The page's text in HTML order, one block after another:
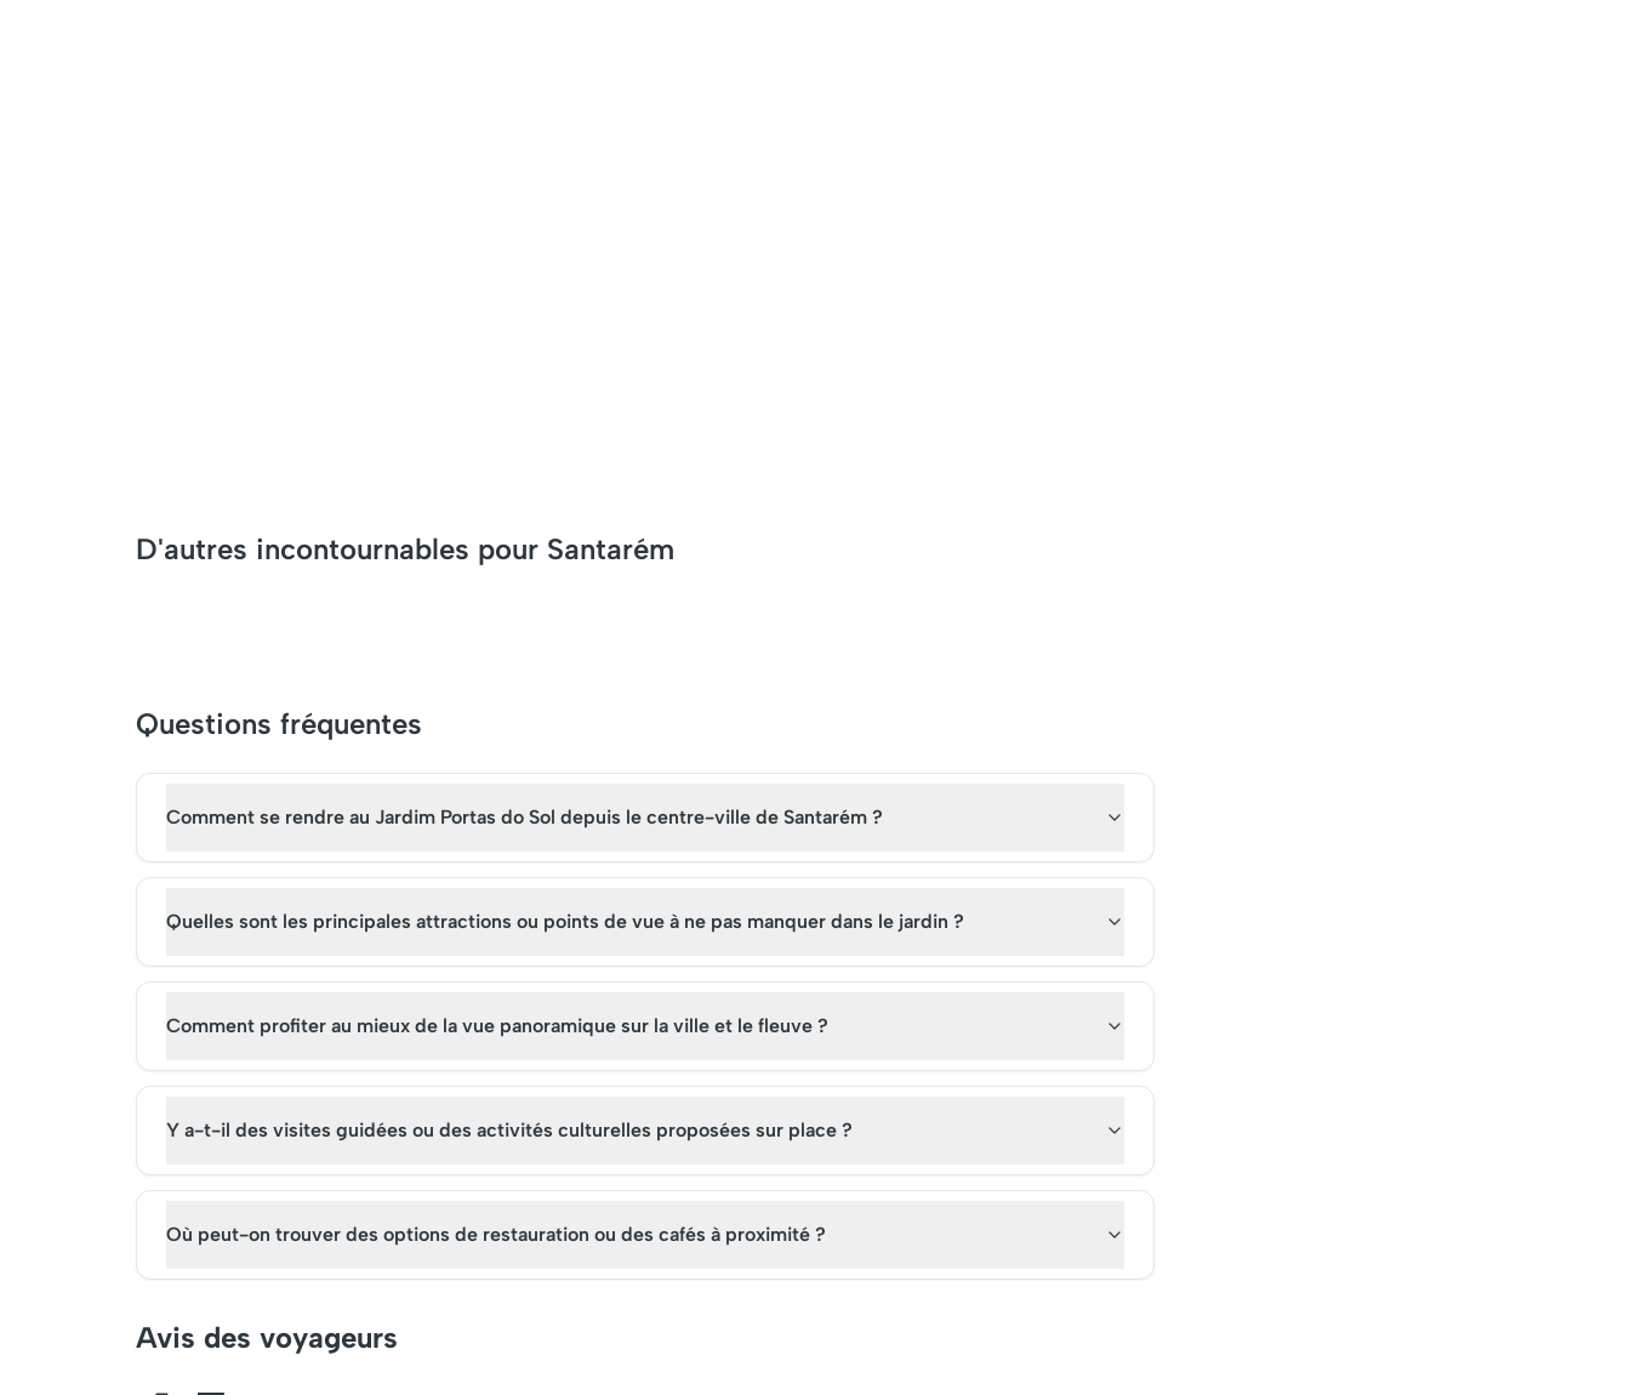
D'autres incontournables pour Santarém
Questions fréquentes
Comment se rendre au Jardim Portas do Sol depuis le centre-ville de Santarém ?
Quelles sont les principales attractions ou points de vue à ne pas manquer dans le jardin ?
Comment profiter au mieux de la vue panoramique sur la ville et le fleuve ?
Y a-t-il des visites guidées ou des activités culturelles proposées sur place ?
Où peut-on trouver des options de restauration ou des cafés à proximité ?
Avis des voyageurs